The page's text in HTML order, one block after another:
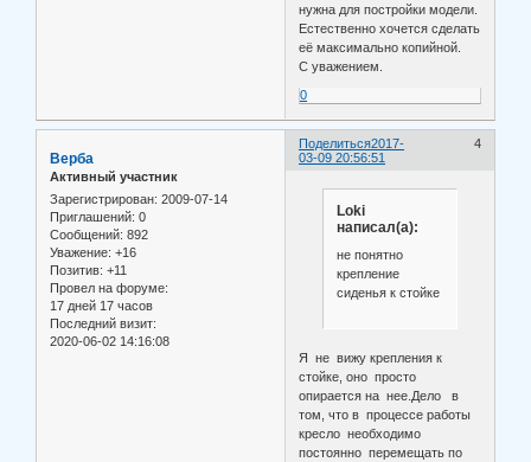
нужна для постройки модели.
Естественно хочется сделать
её максимально копийной.
С уважением.
0
Поделиться 4
2017-
03-09 20:56:51
Верба
Активный участник
Зарегистрирован: 2009-07-14
Приглашений: 0
Сообщений: 892
Уважение: +16
Позитив: +11
Провел на форуме:
17 дней 17 часов
Последний визит:
2020-06-02 14:16:08
Loki
написал(а):
не понятно
крепление
сиденья к стойке
Я не вижу крепления к
стойке, оно просто
опирается на нее.Дело в
том, что в процессе работы
кресло необходимо
постоянно перемещать по